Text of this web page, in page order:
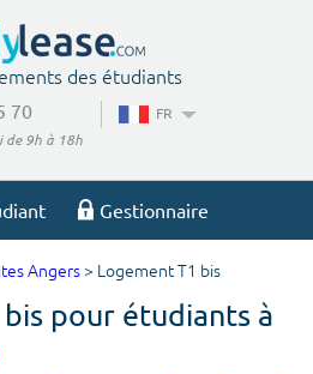
des étudiants
70
de 9h à 18h
FR
Gestionnaire
recherche
Angers > Logement T1 bis
pour étudiants à